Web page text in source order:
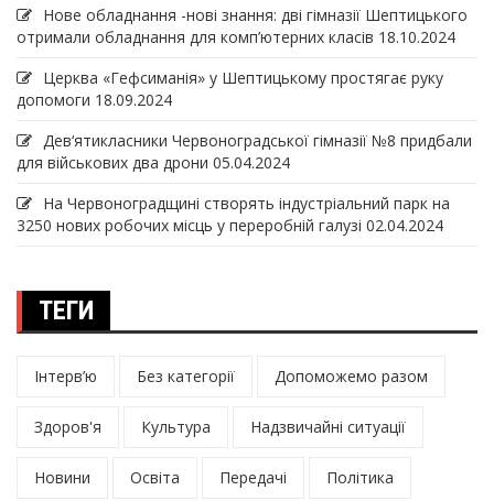
Нове обладнання -нові знання: дві гімназії Шептицького
отримали обладнання для комп’ютерних класів 18.10.2024
Церква «Гефсиманія» у Шептицькому простягає руку
допомоги 18.09.2024
Дев‘ятикласники Червоноградської гімназії №8 придбали
для військових два дрони 05.04.2024
На Червоноградщині створять індустріальний парк на
3250 нових робочих місць у переробній галузі 02.04.2024
ТЕГИ
Інтерв’ю Без категорії Допоможемо разом
Здоров'я Культура Надзвичайні ситуації
Новини Освіта Передачі Політика